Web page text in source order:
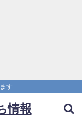
す
情報